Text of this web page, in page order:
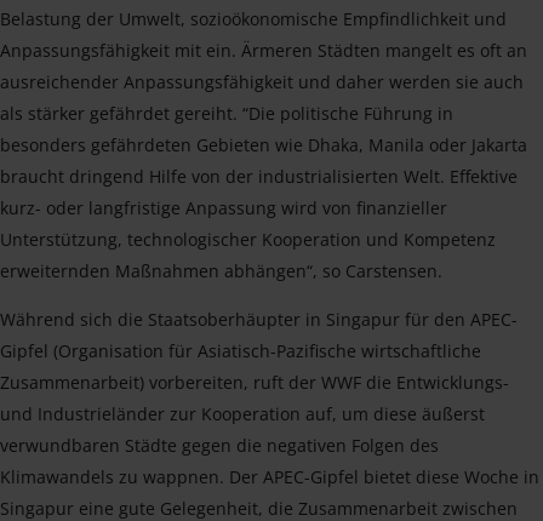
Belastung der Umwelt, sozioökonomische Empfindlichkeit und
Anpassungsfähigkeit mit ein. Ärmeren Städten mangelt es oft an
ausreichender Anpassungsfähigkeit und daher werden sie auch
als stärker gefährdet gereiht. “Die politische Führung in
besonders gefährdeten Gebieten wie Dhaka, Manila oder Jakarta
braucht dringend Hilfe von der industrialisierten Welt. Effektive
kurz- oder langfristige Anpassung wird von finanzieller
Unterstützung, technologischer Kooperation und Kompetenz
erweiternden Maßnahmen abhängen“, so Carstensen.
Während sich die Staatsoberhäupter in Singapur für den APEC-
Gipfel (Organisation für Asiatisch-Pazifische wirtschaftliche
Zusammenarbeit) vorbereiten, ruft der WWF die Entwicklungs-
und Industrieländer zur Kooperation auf, um diese äußerst
verwundbaren Städte gegen die negativen Folgen des
Klimawandels zu wappnen. Der APEC-Gipfel bietet diese Woche in
Singapur eine gute Gelegenheit, die Zusammenarbeit zwischen